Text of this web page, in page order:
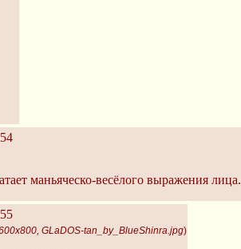
маньяческо-весёлого выражения лица.
GLaDOS-tan_by_BlueShinra.jpg)